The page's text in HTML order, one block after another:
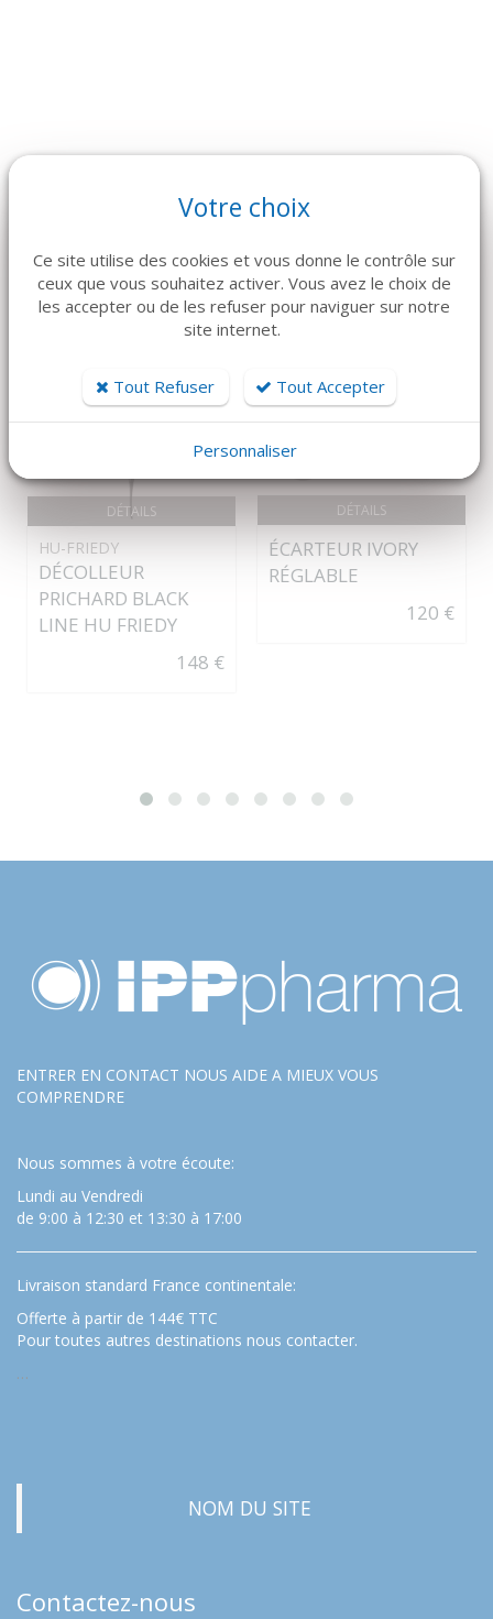
ARTICLES CONNEXES
Dans la même famille de produits, découvrez également ces
produits plébiscités par nos clients
DÉTAILS
HU-FRIEDY
DÉCOLLEUR
PRICHARD BLACK
LINE HU FRIEDY
148 €
DÉTAILS
ÉCARTEUR IVORY
RÉGLABLE
120 €
ENTRER EN CONTACT NOUS AIDE A MIEUX VOUS
COMPRENDRE
Nous sommes à votre écoute:
Lundi au Vendredi
de 9:00 à 12:30 et 13:30 à 17:00
Livraison standard France continentale:
Offerte à partir de 144€ TTC
Pour toutes autres destinations nous contacter.
…
NOM DU SITE
Contactez-nous
Votre choix
Ce site utilise des cookies et vous donne le contrôle sur
ceux que vous souhaitez activer. Vous avez le choix de
les accepter ou de les refuser pour naviguer sur notre
site internet.
Tout Refuser Tout Accepter
Personnaliser